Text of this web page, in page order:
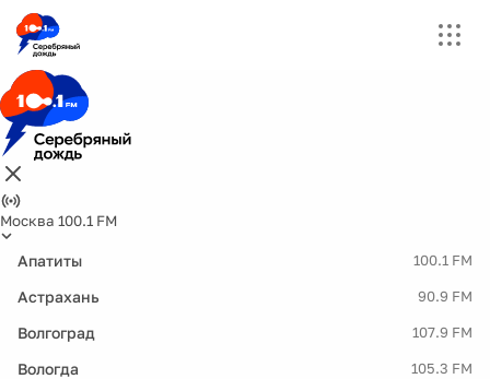
Москва 100.1 FM
Апатиты 100.1 FM
Астрахань 90.9 FM
Волгоград 107.9 FM
Вологда 105.3 FM